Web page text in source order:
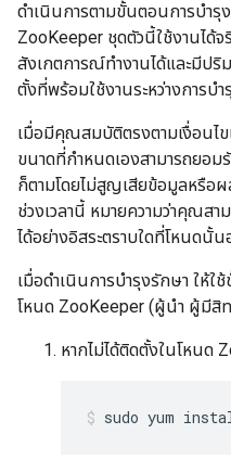
ดำเนินการตามขั้นตอนการบำรุ
ZooKeeper ชุดตัวนี้ใช้งานได้จ
สังเกตการณ์ทำงานได้และมีป
ตั้งที่พร้อมใช้งานระหว่างการบ
เมื่อมีคุณสมบัติตรงตามเงื่อนไ
ขนาดที่กำหนดเองสามารถยอ
ก็ตามโดยไม่สูญเสียข้อมูลหรือ
ช่วงเวลานี้ หมายความว่าคุณส
ได้อย่างอิสระตราบใดที่โหนดนั้
เมื่อดำเนินการบำรุงรักษา ให้ใ
โหนด ZooKeeper (ผู้นำ ผู้มีสิ
หากไม่ได้ติดตั้งในโหนด
sudo yum